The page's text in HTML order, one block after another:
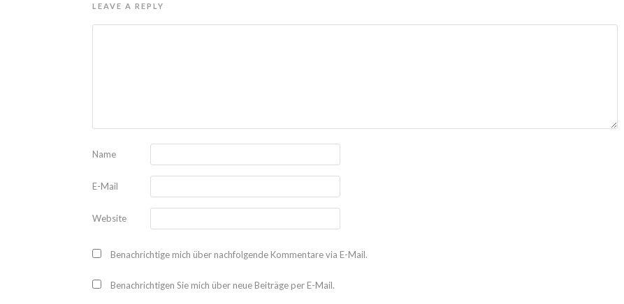
LEAVE A REPLY
Name
E-Mail
Website
Benachrichtige mich über nachfolgende Kommentare via E-Mail.
Benachrichtigen Sie mich über neue Beiträge per E-Mail.